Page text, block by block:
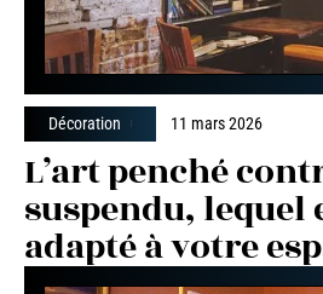
Décoration 11 mars 2026
L’art penché
suspendu, lequel
adapté à votre